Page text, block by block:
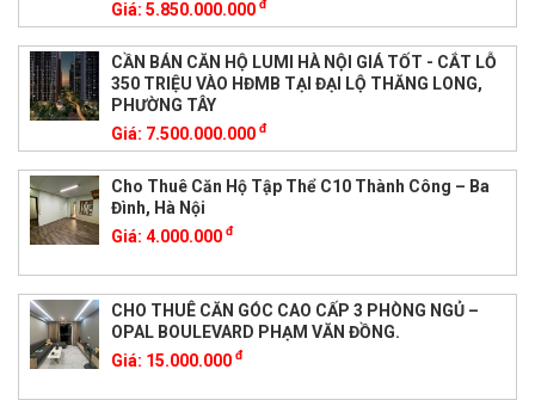
Giá: 5.850.000.000 đ
CẦN BÁN CĂN HỘ LUMI HÀ NỘI GIÁ TỐT - CẮT LỖ
350 TRIỆU VÀO HĐMB TẠI ĐẠI LỘ THĂNG LONG,
PHƯỜNG TÂY
Giá: 7.500.000.000 đ
Cho Thuê Căn Hộ Tập Thể C10 Thành Công – Ba
Đình, Hà Nội
Giá: 4.000.000 đ
CHO THUÊ CĂN GÓC CAO CẤP 3 PHÒNG NGỦ –
OPAL BOULEVARD PHẠM VĂN ĐỒNG.
Giá: 15.000.000 đ